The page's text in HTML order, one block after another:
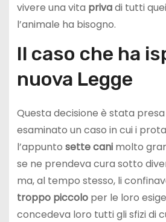
vivere una vita privadi tutti
l’animale ha bisogno.
Il caso che ha
nuova Legge
Questa decisione è stata
esaminato un caso in cui i
l’appunto settecanimolto
se ne prendeva cura sotto
ma, al tempo stesso, li
troppo piccoloper le loro
concedeva loro tutti gli sfizi di